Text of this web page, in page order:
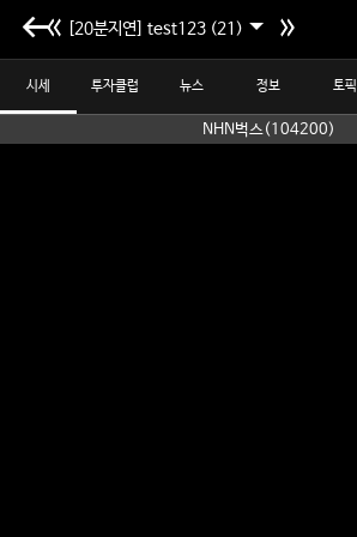
[20분지연] test123 (21)
시세 투자클럽 뉴스 정보 토픽
NHN벅스(104200)